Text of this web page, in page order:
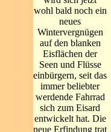
wohl bald noch ein
neues
Wintervergnügen
auf den blanken
Eisflächen der
Seen und Flüsse
einbürgern, seit das
immer beliebter
werdende Fahrrad
sich zum Eisard
entwickelt hat. Die
neue Erfindung trat